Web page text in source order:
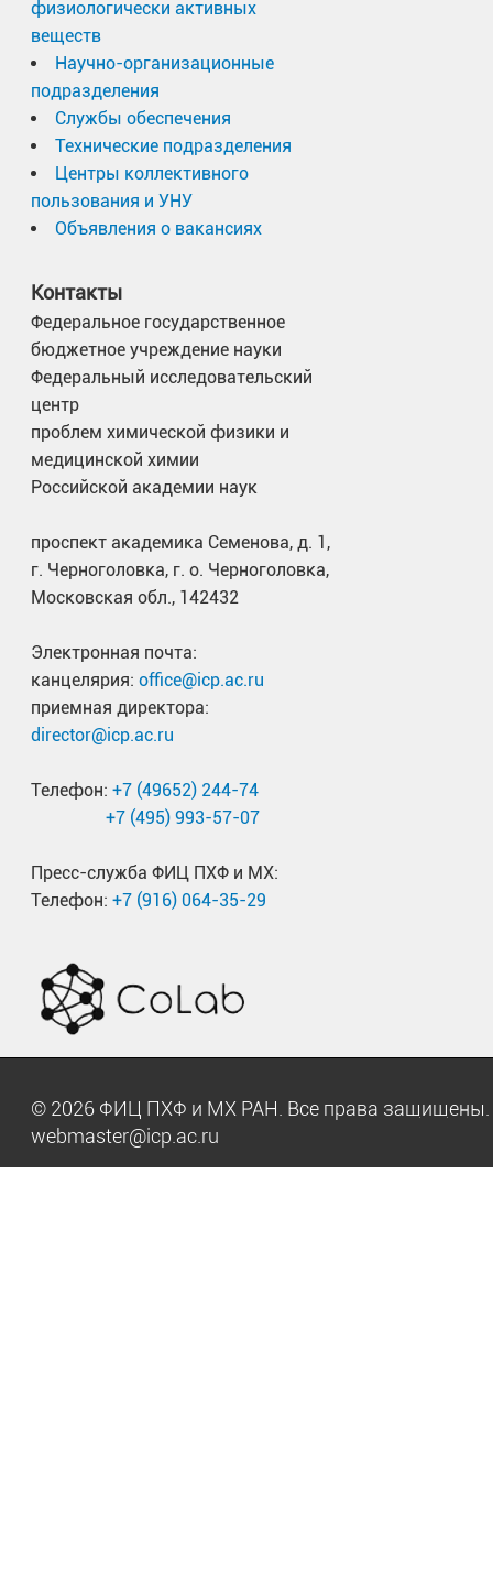
физиологически активных
веществ
Научно-организационные
подразделения
Службы обеспечения
Технические подразделения
Центры коллективного
пользования и УНУ
Объявления о вакансиях
Контакты
Федеральное государственное
бюджетное учреждение науки
Федеральный исследовательский
центр
проблем химической физики и
медицинской химии
Российской академии наук
проспект академика Семенова, д. 1,
г. Черноголовка, г. о. Черноголовка,
Московская обл., 142432
Электронная почта:
канцелярия: office@icp.ac.ru
приемная директора:
director@icp.ac.ru
Телефон: +7 (49652) 244-74
+7 (495) 993-57-07
Пресс-служба ФИЦ ПХФ и МХ:
Телефон: +7 (916) 064-35-29
© 2026 ФИЦ ПХФ и МХ РАН. Все права
webmaster@icp.ac.ru